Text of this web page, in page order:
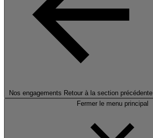
Nos engagements Retour à la section précédente
Fermer le menu principal